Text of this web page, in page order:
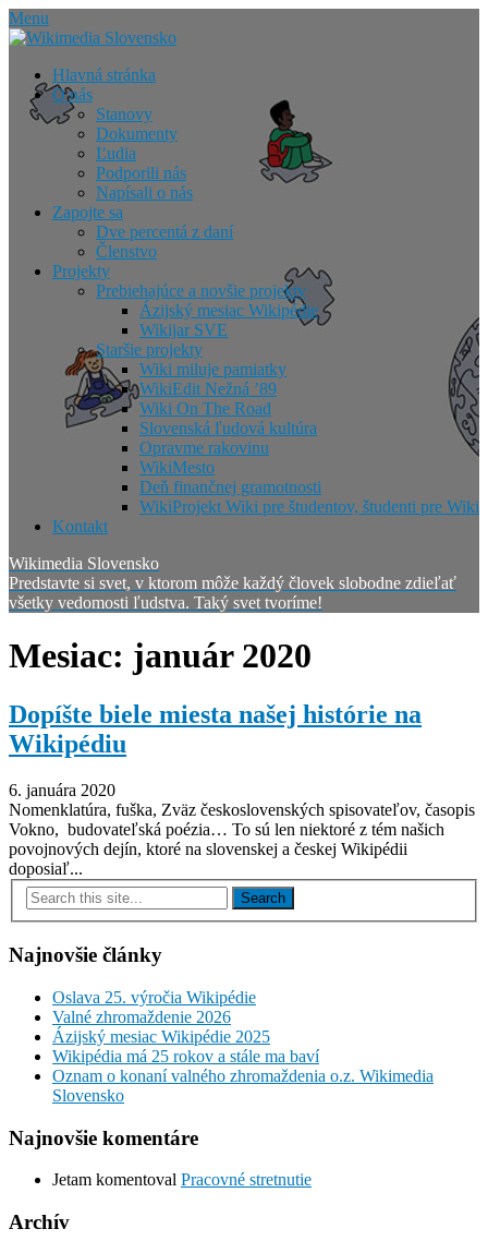
Skip
to
Menu
Hlavná stránka
O nás
Stanovy
Dokumenty
Ľudia
Podporili nás
Napísali o nás
Zapojte sa
Dve percentá z daní
Členstvo
Projekty
Prebiehajúce a novšie projekty
Ázijský mesiac Wikipédie
Wikijar SVE
Staršie projekty
Wiki miluje pamiatky
WikiEdit Nežná ’89
Wiki On The Road
Slovenská ľudová kultúra
Opravme rakovinu
WikiMesto
Deň finančnej gramotnosti
WikiProjekt Wiki pre študentov, študenti pre Wiki
Kontakt
Wikimedia Slovensko
Predstavte si svet, v ktorom môže každý človek slobodne zdieľať
všetky vedomosti ľudstva. Taký svet tvoríme!
Mesiac: január 2020
Dopíšte biele miesta našej histórie na
Wikipédiu
6. januára 2020
Nomenklatúra, fuška, Zväz československých spisovateľov, časopis
Vokno, budovateľská poézia… To sú len niektoré z tém našich
povojnových dejín, ktoré na slovenskej a českej Wikipédii
doposiaľ...
Najnovšie články
Oslava 25. výročia Wikipédie
Valné zhromaždenie 2026
Ázijský mesiac Wikipédie 2025
Wikipédia má 25 rokov a stále ma baví
Oznam o konaní valného zhromaždenia o.z. Wikimedia
Slovensko
Najnovšie komentáre
Jetam komentoval Pracovné stretnutie
Archív